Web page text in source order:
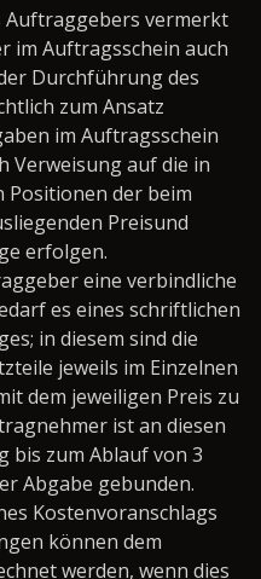
Auftraggebers vermerkt
im Auftragsschein auch
Durchführung des
zum Ansatz
im Auftragsschein
Verweisung auf die in
Positionen der beim
Preisund
erfolgen.
eine verbindliche
es eines schriftlichen
in diesem sind die
jeweils im Einzelnen
dem jeweiligen Preis zu
ist an diesen
bis zum Ablauf von 3
Abgabe gebunden.
Kostenvoranschlags
können dem
werden, wenn dies